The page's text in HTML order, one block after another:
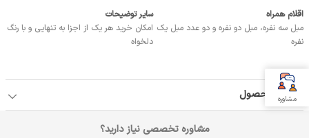
اقلام همراه
مبل سه نفره، مبل دو نفره و دو عدد مبل یک
نفره
سایر توضیحات
امکان خرید هر یک از اجزا به تنهایی و با رنگ
دلخواه
جزئیات محصول
مشاوره تخصصی نیاز دارید؟
مشاوره